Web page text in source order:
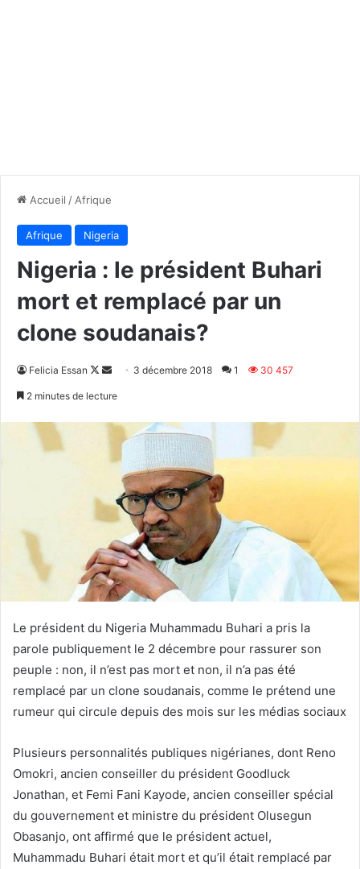
Accueil / Afrique
Afrique Nigeria
Nigeria : le président Buhari
mort et remplacé par un
clone soudanais?
Felicia Essan
Follow
Envoyer3 décembre 2018 1 30 457
2 minutes de lecture
Le président du Nigeria Muhammadu Buhari a pris la
parole publiquement le 2 décembre pour rassurer son
peuple : non, il n’est pas mort et non, il n’a pas été
remplacé par un clone soudanais, comme le prétend une
rumeur qui circule depuis des mois sur les médias sociaux
Plusieurs personnalités publiques nigérianes, dont Reno
Omokri, ancien conseiller du président Goodluck
Jonathan, et Femi Fani Kayode, ancien conseiller spécial
du gouvernement et ministre du président Olusegun
Obasanjo, ont affirmé que le président actuel,
Muhammadu Buhari était mort et qu’il était remplacé par